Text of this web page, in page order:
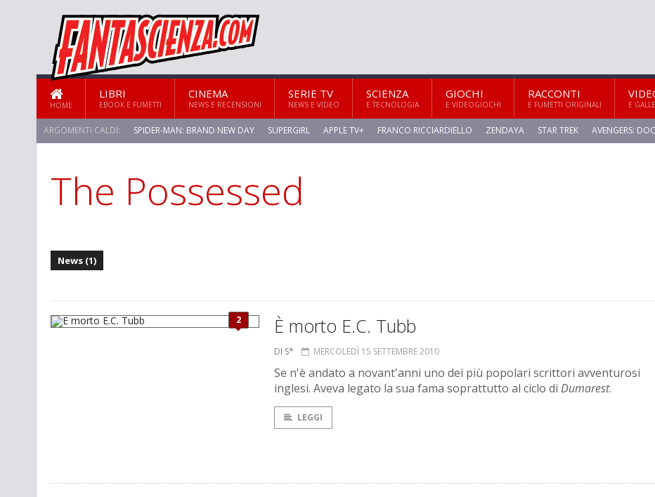
HOME
LIBRI
EBOOK E FUMETTI
CINEMA
NEWS E RECENSIONI
SERIE TV
NEWS E VIDEO
SCIENZA
E TECNOLOGIA
GIOCHI
E VIDEOGIOCHI
RACCONTI
E FUMETTI ORIGINALI E
ARGOMENTI CALDI: SPIDER-MAN: BRAND NEW DAY SUPERGIRL APPLE TV+ FRANCO RICCIARDIELLO ZENDAYA STAR TREK AVENGERS:
The Possessed
News (1)
2 È morto E.C. Tubb
DI S* MERCOLEDÌ 15 SETTEMBRE 2010
Se n'è andato a novant'anni uno dei più popolari scrittori avventurosi
inglesi. Aveva legato la sua fama soprattutto al ciclo di Dumarest.
LEGGI